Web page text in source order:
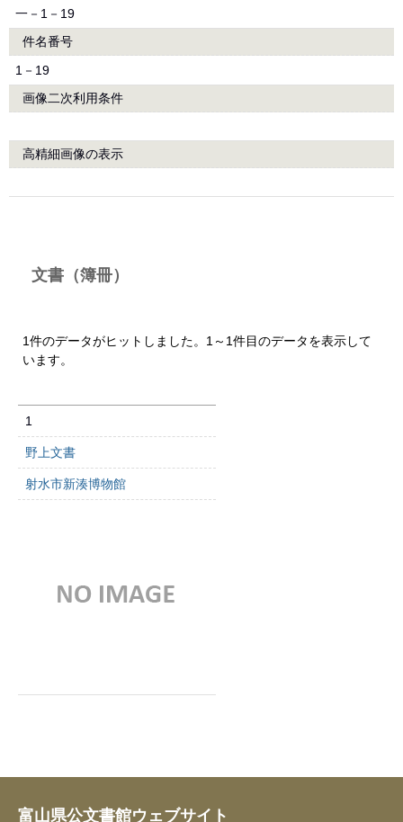
一－1－19
件名番号
1－19
画像二次利用条件
高精細画像の表示
文書（簿冊）
1件のデータがヒットしました。1～1件目のデータを表示して
います。
1
野上文書
射水市新湊博物館
富山県公文書館ウェブサイト